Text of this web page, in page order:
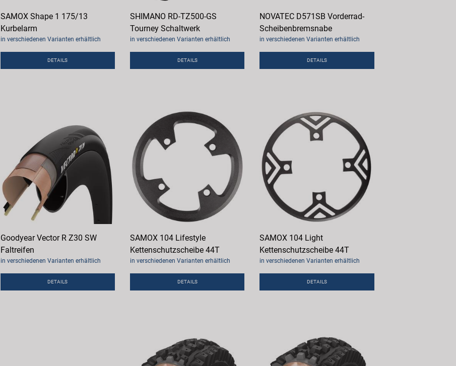
SAMOX Shape 1 175/13
Kurbelarm
in verschiedenen Varianten erhältlich
DETAILS
SHIMANO RD-TZ500-GS
Tourney Schaltwerk
in verschiedenen Varianten erhältlich
DETAILS
NOVATEC D571SB Vorderrad-
Scheibenbremsnabe
in verschiedenen Varianten erhältlich
DETAILS
Goodyear Vector R Z30 SW
Faltreifen
in verschiedenen Varianten erhältlich
DETAILS
SAMOX 104 Lifestyle
Kettenschutzscheibe 44T
in verschiedenen Varianten erhältlich
DETAILS
SAMOX 104 Light
Kettenschutzscheibe 44T
in verschiedenen Varianten erhältlich
DETAILS